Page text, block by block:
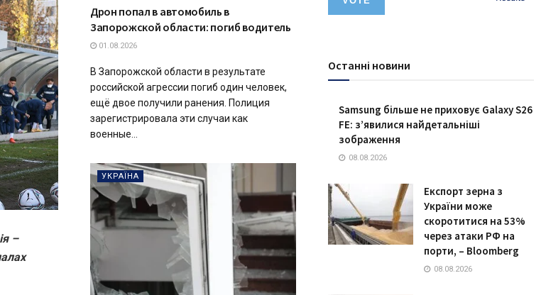
–
Дрон попал в автомобиль в
Запорожской области: погиб водитель
01.08.2026
В Запорожской области в результате
российской агрессии погиб один человек,
ещё двое получили ранения. Полиция
зарегистрировала эти случаи как
военные...
УКРАЇНА
Останні новини
Samsung більше не приховує Galaxy S26
FE: з’явилися найдетальніші
зображення
08.08.2026
Експорт зерна з
України може
скоротитися на 53%
через атаки РФ на
порти, – Bloomberg
08.08.2026